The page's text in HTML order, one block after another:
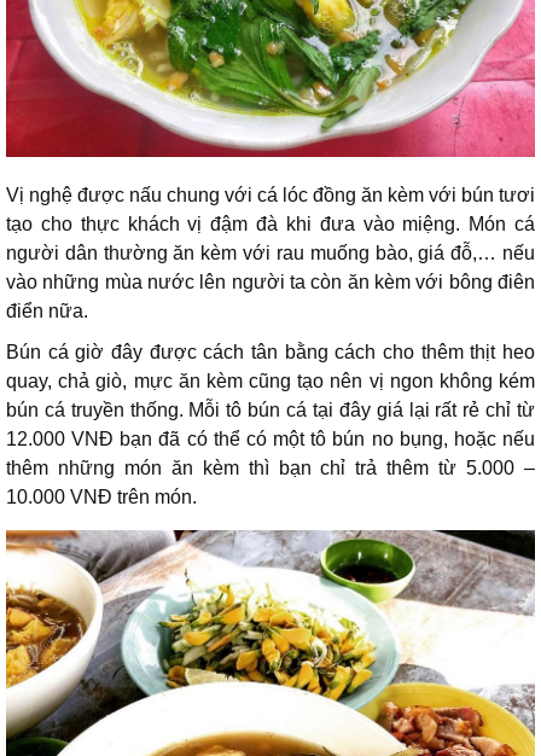
Vị nghệ được nấu chung với cá lóc đồng ăn kèm với bún tươi
tạo cho thực khách vị đậm đà khi đưa vào miệng. Món cá
người dân thường ăn kèm với rau muống bào, giá đỗ,… nếu
vào những mùa nước lên người ta còn ăn kèm với bông điên
điển nữa.
Bún cá giờ đây được cách tân bằng cách cho thêm thịt heo
quay, chả giò, mực ăn kèm cũng tạo nên vị ngon không kém
bún cá truyền thống. Mỗi tô bún cá tại đây giá lại rất rẻ chỉ từ
12.000 VNĐ bạn đã có thể có một tô bún no bụng, hoặc nếu
thêm những món ăn kèm thì bạn chỉ trả thêm từ 5.000 –
10.000 VNĐ trên món.